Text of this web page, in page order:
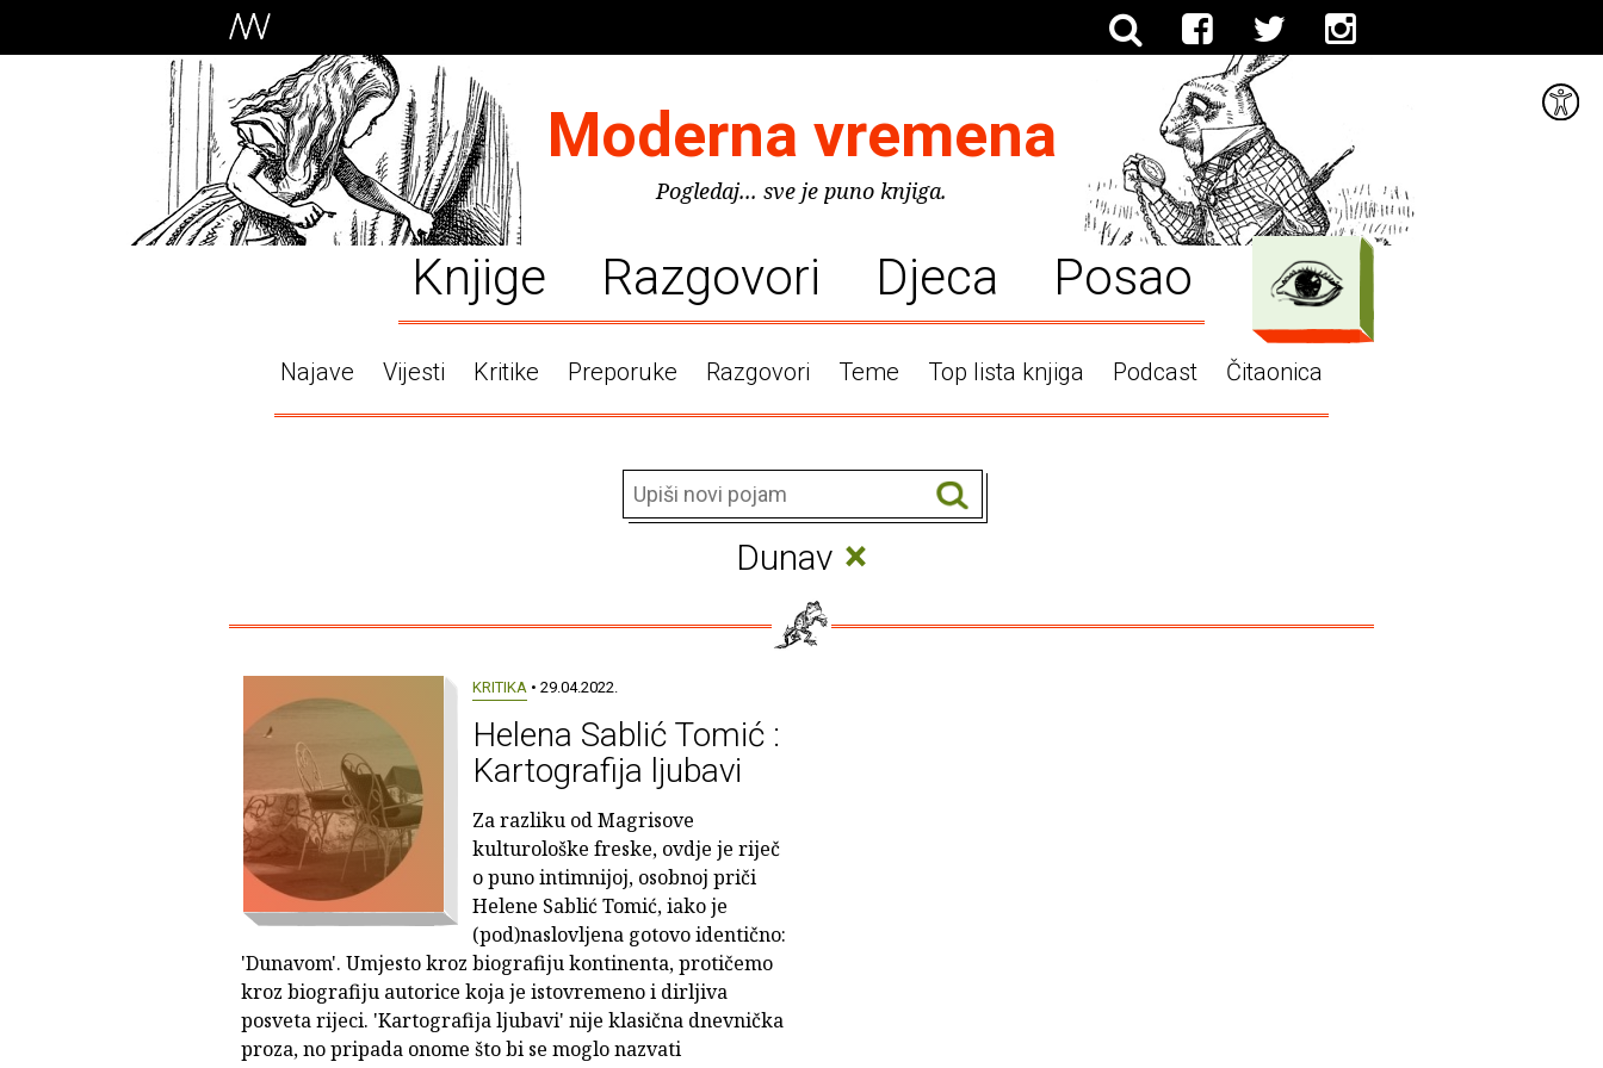
Moderna vremena
Pogledaj... sve je puno knjiga.
Knjige Razgovori Djeca Posao
Najave Vijesti Kritike Preporuke Razgovori Teme Top lista knjiga Podcast Čitaonica
Dunav ×
KRITIKA • 29.04.2022.
Helena Sablić Tomić :
Kartografija ljubavi
Za razliku od Magrisove
kulturološke freske, ovdje je riječ
o puno intimnijoj, osobnoj priči
Helene Sablić Tomić, iako je
(pod)naslovljena gotovo identično:
'Dunavom'. Umjesto kroz biografiju kontinenta, protičemo
kroz biografiju autorice koja je istovremeno i dirljiva
posveta rijeci. 'Kartografija ljubavi' nije klasična dnevnička
proza, no pripada onome što bi se moglo nazvati